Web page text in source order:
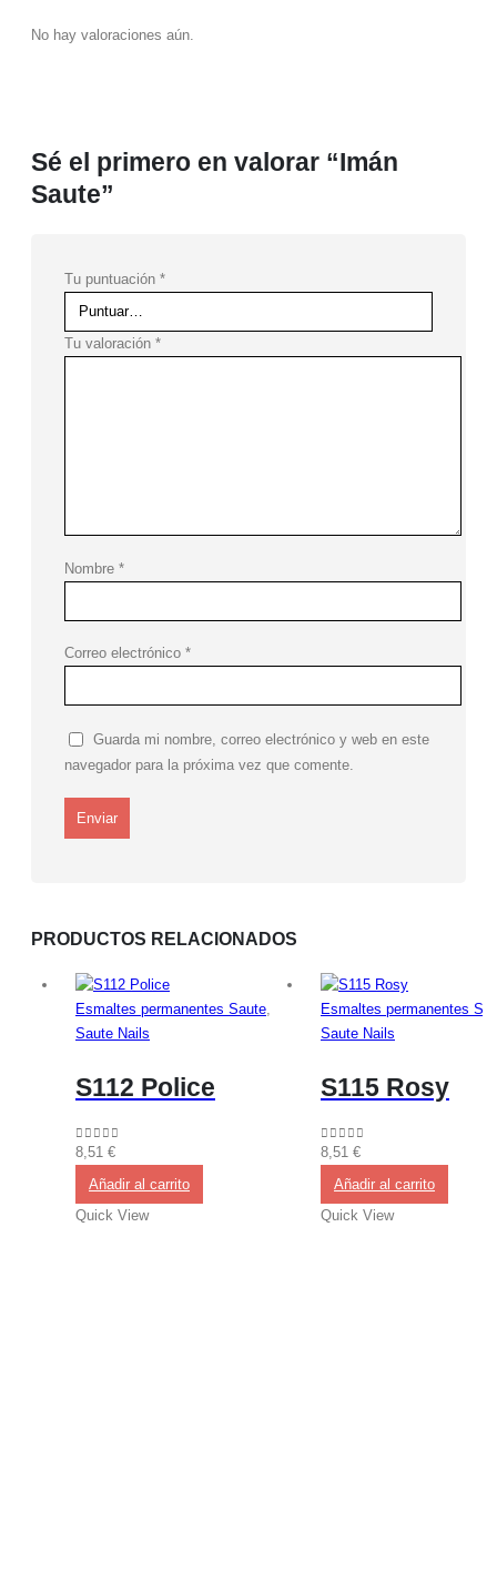
No hay valoraciones aún.
Sé el primero en valorar “Imán
Saute”
Tu puntuación *
Tu valoración *
Nombre *
Correo electrónico *
Guarda mi nombre, correo electrónico y web en este
navegador para la próxima vez que comente.
PRODUCTOS RELACIONADOS
Esmaltes permanentes Saute
Saute Nails
S112 Police
0 out of 5
8,51 €
Añadir al carrito
Quick View
Esmaltes permanentes
Saute Nails
S115 Rosy
0 out of 5
8,51 €
Añadir al carrito
Quick View